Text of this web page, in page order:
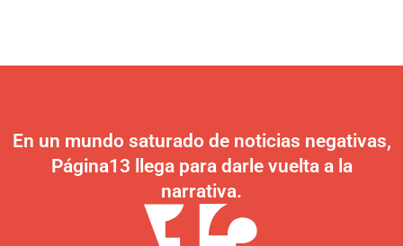
En un mundo saturado de noticias negativas,
Página13 llega para darle vuelta a la
narrativa.